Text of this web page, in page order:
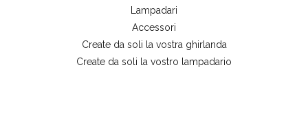
Lampadari
Accessori
Create da soli la vostra ghirlanda
Create da soli la vostro lampadario